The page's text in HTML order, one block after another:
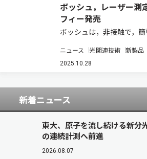
ボッシュ，レーザー測
フィー発売
ボッシュは，非接触で，
450-13」を10月20日に発
ュースリリース）。標準小
ニュース 光関連技術 新製品
2025.10.28
新着ニュース
東大、原子を流し続ける新
の連続計測へ前進
2026.08.07